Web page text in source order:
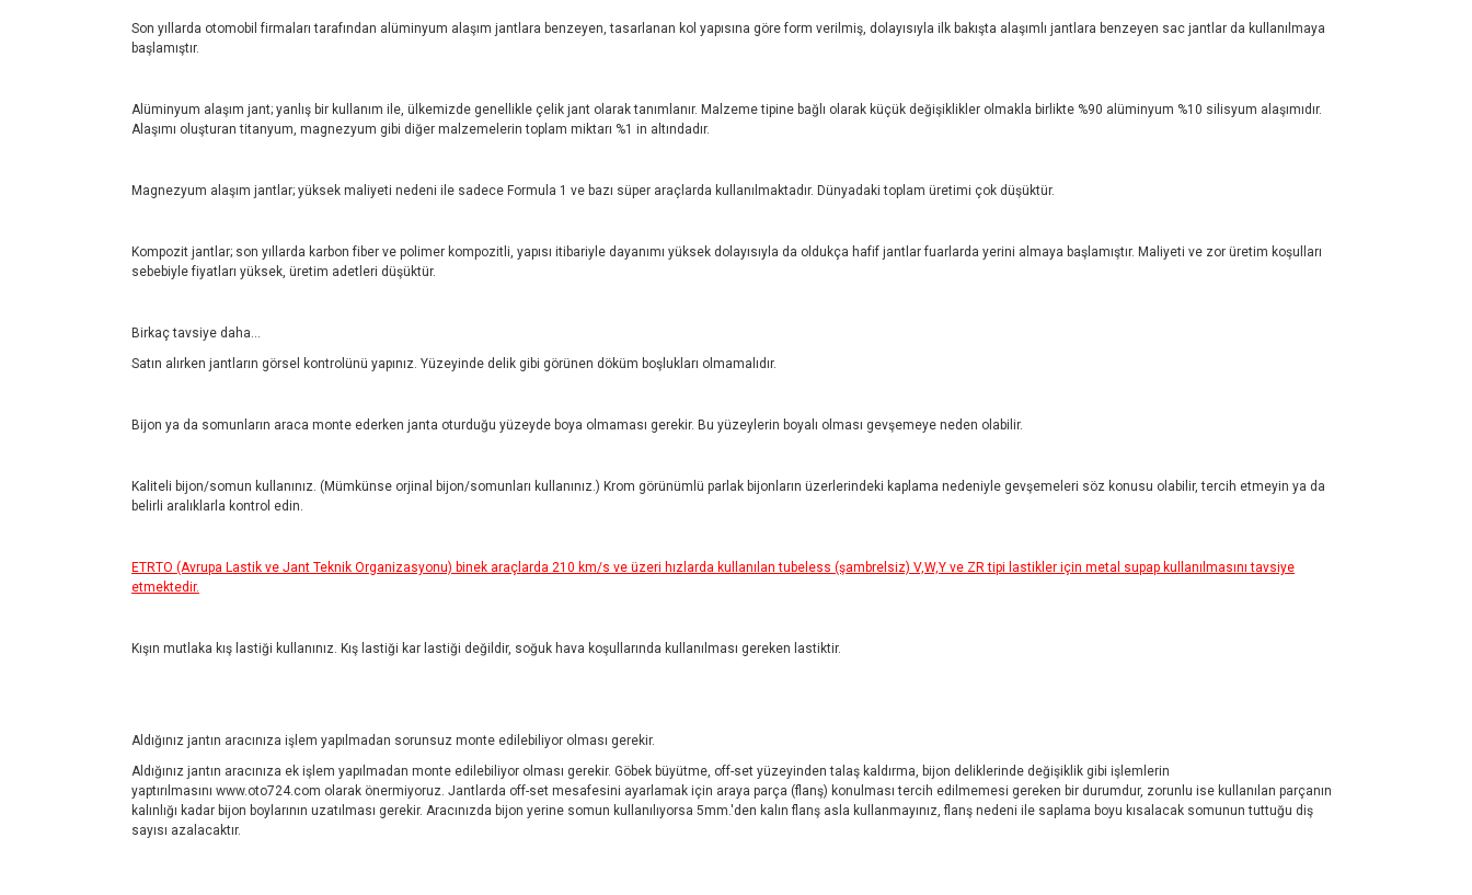
Son yıllarda otomobil firmaları tarafından alüminyum alaşım jantlara benzeyen, tasarlanan kol yapısına göre form verilmiş, dolayısıyla ilk bakışta alaşımlı jantlara benzeyen sac jantlar da kullanılmaya
başlamıştır.
Alüminyum alaşım jant; yanlış bir kullanım ile, ülkemizde genellikle çelik jant olarak tanımlanır. Malzeme tipine bağlı olarak küçük değişiklikler olmakla birlikte %90 alüminyum %10 silisyum alaşımıdır.
Alaşımı oluşturan titanyum, magnezyum gibi diğer malzemelerin toplam miktarı %1 in altındadır.
Magnezyum alaşım jantlar; yüksek maliyeti nedeni ile sadece Formula 1 ve bazı süper araçlarda kullanılmaktadır. Dünyadaki toplam üretimi çok düşüktür.
Kompozit jantlar; son yıllarda karbon fiber ve polimer kompozitli, yapısı itibariyle dayanımı yüksek dolayısıyla da oldukça hafif jantlar fuarlarda yerini almaya başlamıştır. Maliyeti ve zor üretim koşulları
sebebiyle fiyatları yüksek, üretim adetleri düşüktür.
Birkaç tavsiye daha...
Satın alırken jantların görsel kontrolünü yapınız. Yüzeyinde delik gibi görünen döküm boşlukları olmamalıdır.
Bijon ya da somunların araca monte ederken janta oturduğu yüzeyde boya olmaması gerekir. Bu yüzeylerin boyalı olması gevşemeye neden olabilir.
Kaliteli bijon/somun kullanınız. (Mümkünse orjinal bijon/somunları kullanınız.) Krom görünümlü parlak bijonların üzerlerindeki kaplama nedeniyle gevşemeleri söz konusu olabilir, tercih etmeyin ya da
belirli aralıklarla kontrol edin.
ETRTO (Avrupa Lastik ve Jant Teknik Organizasyonu) binek araçlarda 210 km/s ve üzeri hızlarda kullanılan tubeless (şambrelsiz) V,W,Y ve ZR tipi lastikler için metal supap kullanılmasını tavsiye
etmektedir.
Kışın mutlaka kış lastiği kullanınız. Kış lastiği kar lastiği değildir, soğuk hava koşullarında kullanılması gereken lastiktir.
Aldığınız jantın aracınıza işlem yapılmadan sorunsuz monte edilebiliyor olması gerekir.
Aldığınız jantın aracınıza ek işlem yapılmadan monte edilebiliyor olması gerekir. Göbek büyütme, off-set yüzeyinden talaş kaldırma, bijon deliklerinde değişiklik gibi işlemlerin
yaptırılmasını www.oto724.com olarak önermiyoruz. Jantlarda off-set mesafesini ayarlamak için araya parça (flanş) konulması tercih edilmemesi gereken bir durumdur, zorunlu ise kullanılan parçanın
kalınlığı kadar bijon boylarının uzatılması gerekir. Aracınızda bijon yerine somun kullanılıyorsa 5mm.'den kalın flanş asla kullanmayınız, flanş nedeni ile saplama boyu kısalacak somunun tuttuğu diş
sayısı azalacaktır.